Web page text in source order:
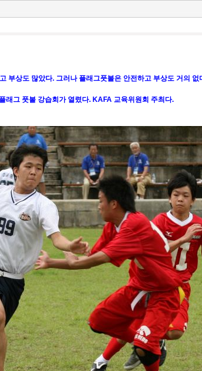
부상도 많았다. 그러나 플래그풋볼은 안전하고 부상도 거의
래그 풋볼 강습회가 열렸다. KAFA 교육위원회 주최다.